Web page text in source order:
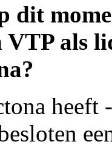
dit
als
heeft